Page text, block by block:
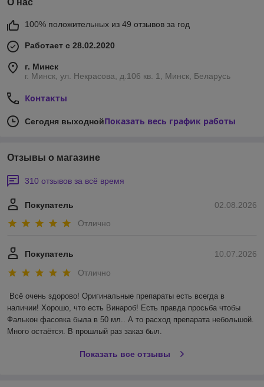
О нас
100% положительных из 49 отзывов за год
Работает с 28.02.2020
г. Минск
г. Минск, ул. Некрасова, д.106 кв. 1, Минск, Беларусь
Контакты
Сегодня выходнойПоказать весь график работы
Отзывы о магазине
310 отзывов за всё время
02.08.2026
Покупатель
Отлично
10.07.2026
Покупатель
Отлично
Всё очень здорово! Оригинальные препараты есть всегда в
наличии! Хорошо, что есть Винароб! Есть правда просьба чтобы
Фалькон фасовка была в 50 мл.. А то расход препарата небольшой.
Много остаётся. В прошлый раз заказ был.
Показать все отзывы